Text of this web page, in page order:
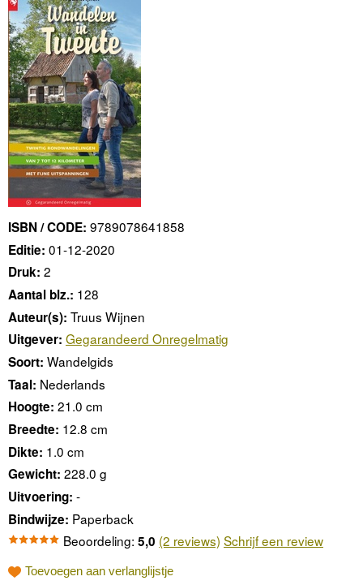
ISBN / CODE: 9789078641858
Editie: 01-12-2020
Druk: 2
Aantal blz.: 128
Auteur(s): Truus Wijnen
Uitgever: Gegarandeerd Onregelmatig
Soort: Wandelgids
Taal: Nederlands
Hoogte: 21.0 cm
Breedte: 12.8 cm
Dikte: 1.0 cm
Gewicht: 228.0 g
Uitvoering: -
Bindwijze: Paperback
Beoordeling: 5,0 (2 reviews) Schrijf een review
Toevoegen aan verlanglijstje